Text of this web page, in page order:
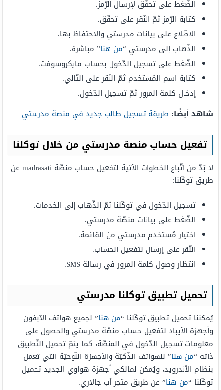
الضّغط على تحقّق لإرسال الرّمز.
كتابة الرّمز ثمّ النّقر على تحقّق.
الاطّلاع على بيانات مدرستي والاحتفاظ بها.
الذّهاب إلى مدرستي “من هنا” مباشرة.
الضّغط على تسجيل الدّخول بحساب مايكروسوفت.
كتابة اسم المُستخدم ثمّ النّقر على التّالي.
إدخال كلمة المرور ثمّ تسجيل الدّخول.
شاهد أيضًا: طريقة تسجيل طالب جديد في منصة مدرستي
تفعيل حساب منصة مدرستي من خلال توكلنا
لا بُدّ من اتّباع الخطوات الآتية لتفعيل حساب منصّة madrasati عن
طريق توكّلنا:
تسجيل الدّخول في توكّلنا ثمّ الذّهاب إلى الخدمات.
الضّغط على بيانات منصّة مدرستي.
اختيار مُستخدم مدرستي من القائمة.
النّقر على إرسال لتفعيل الحساب.
انتظار وصول كلمة المرور في رسالة SMS.
تحميل تطبيق توكلنا مدرستي
يُمكننا تحميل تطبيق توكّلنا “من هنا” لجميع هواتف الآيفون
وأجهزة الآيباد لتفعيل حساب منصّة مدرستي والحصول على
معلومات تسجيل الدّخول في المنصّة، كما يتمّ تحميل التّطبيق
ذاته “من هنا” للهواتف الذّكيّة والأجهزة اللّوحيّة التي تعمل
بنظام الأندرويد، ويُمكن لمالكي أجهزة هواوي الجديد تحميل
توكّلنا “من هنا” عن طريق متجر آب جالاري.